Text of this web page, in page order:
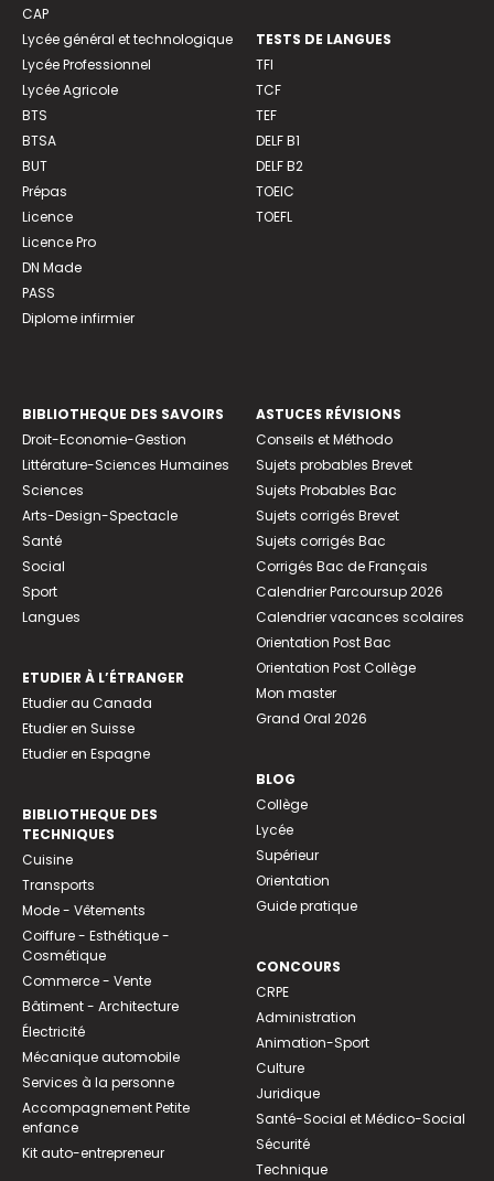
CAP
Lycée général et technologique
Lycée Professionnel
Lycée Agricole
BTS
BTSA
BUT
Prépas
Licence
Licence Pro
DN Made
PASS
Diplome infirmier
TESTS DE LANGUES
TFI
TCF
TEF
DELF B1
DELF B2
TOEIC
TOEFL
BIBLIOTHEQUE DES SAVOIRS
Droit-Economie-Gestion
Littérature-Sciences Humaines
Sciences
Arts-Design-Spectacle
Santé
Social
Sport
Langues
ETUDIER À L’ÉTRANGER
Etudier au Canada
Etudier en Suisse
Etudier en Espagne
BIBLIOTHEQUE DES
TECHNIQUES
Cuisine
Transports
Mode - Vêtements
Coiffure - Esthétique -
Cosmétique
Commerce - Vente
Bâtiment - Architecture
Électricité
Mécanique automobile
Services à la personne
Accompagnement Petite
enfance
Kit auto-entrepreneur
ASTUCES RÉVISIONS
Conseils et Méthodo
Sujets probables Brevet
Sujets Probables Bac
Sujets corrigés Brevet
Sujets corrigés Bac
Corrigés Bac de Français
Calendrier Parcoursup 2026
Calendrier vacances scolaires
Orientation Post Bac
Orientation Post Collège
Mon master
Grand Oral 2026
BLOG
Collège
Lycée
Supérieur
Orientation
Guide pratique
CONCOURS
CRPE
Administration
Animation-Sport
Culture
Juridique
Santé-Social et Médico-Social
Sécurité
Technique